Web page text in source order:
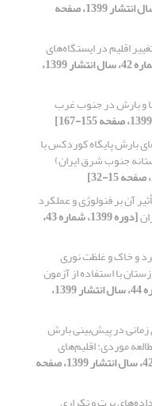
[دوره 1399، شماره 41، سال انتشار 1399، صفحه
اقلیم در ایستگاه‌های
[دوره 1399، شماره 42، سال انتشار 1399،
و بارش در جنوب غرب
بارش پایگاه کوردکس با
جنوب شرق ایران)
آن بر فنولوژی و عملکرد
[دوره 1399، شماره 43،
و خاک و غلظت نوری
با استفاده از آزمون‌
[دوره 1399، شماره 44، سال انتشار 1399،
در پیش‌بینی بارش
موردی: اقلیم‌های
[دوره 1399، شماره 42، سال انتشار 1399، صفحه